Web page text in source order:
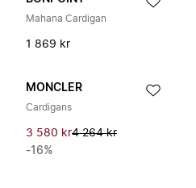
Mahana Cardigan
1 869 kr
MONCLER
Cardigans
3 580 kr4 264 kr
-16%